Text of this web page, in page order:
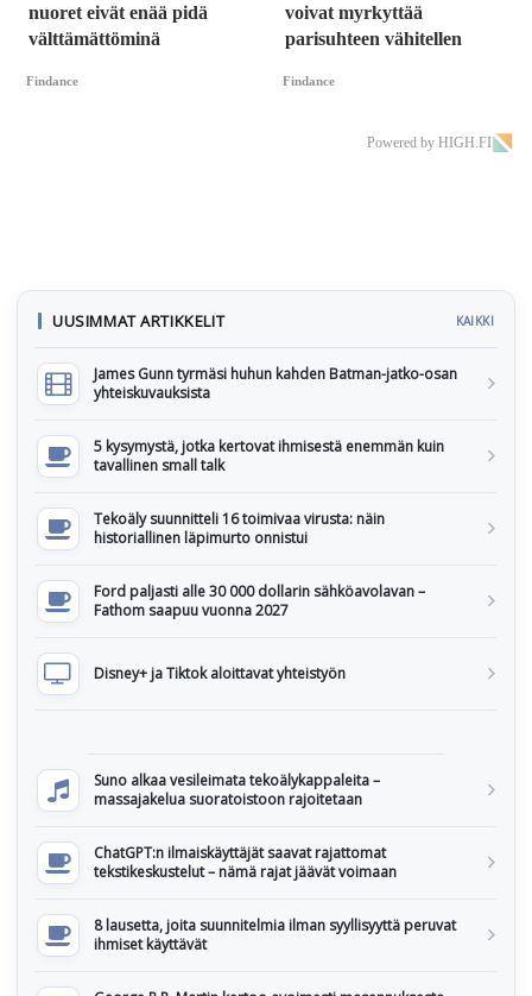
nuoret eivät enää pidä
välttämättöminä
Findance
voivat myrkyttää
parisuhteen vähitellen
Findance
Powered by HIGH.FI
UUSIMMAT ARTIKKELIT KAIKKI
James Gunn tyrmäsi huhun kahden Batman-jatko-osan
yhteiskuvauksista
5 kysymystä, jotka kertovat ihmisestä enemmän kuin
tavallinen small talk
Tekoäly suunnitteli 16 toimivaa virusta: näin
historiallinen läpimurto onnistui
Ford paljasti alle 30 000 dollarin sähköavolavan –
Fathom saapuu vuonna 2027
Disney+ ja Tiktok aloittavat yhteistyön
Suno alkaa vesileimata tekoälykappaleita –
massajakelua suoratoistoon rajoitetaan
ChatGPT:n ilmaiskäyttäjät saavat rajattomat
tekstikeskustelut – nämä rajat jäävät voimaan
8 lausetta, joita suunnitelmia ilman syyllisyyttä peruvat
ihmiset käyttävät